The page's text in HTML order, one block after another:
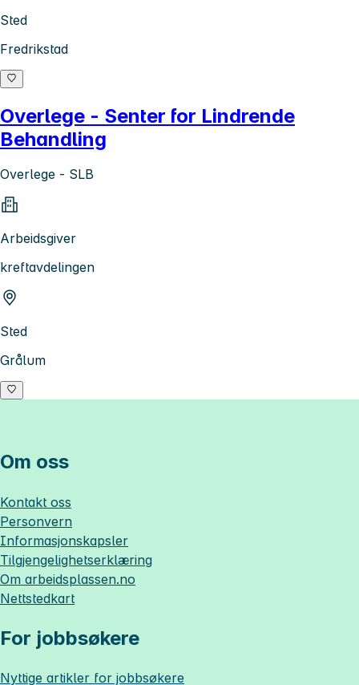
Sted
Fredrikstad
Overlege - Senter for Lindrende
Behandling
Overlege - SLB
Arbeidsgiver
kreftavdelingen
Sted
Grålum
Om oss
Kontakt oss
Personvern
Informasjonskapsler
Tilgjengelighetserklæring
Om arbeidsplassen.no
Nettstedkart
For jobbsøkere
Nyttige artikler for jobbsøkere